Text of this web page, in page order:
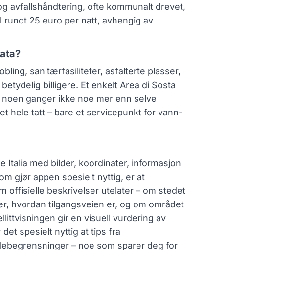
avfallshåndtering, ofte kommunalt drevet,
25 euro per natt, avhengig av
sanitærfasiliteter, asfalterte plasser,
billigere. Et enkelt Area di Sosta
ganger ikke noe mer enn selve
hele tatt – bare et servicepunkt for vann-
Italia med bilder, koordinater, informasjon
gjør appen spesielt nyttig, er at
offisielle beskrivelser utelater – om stedet
hvordan tilgangsveien er, og om området
gir en visuell vurdering av
spesielt nyttig at tips fra
– noe som sparer deg for